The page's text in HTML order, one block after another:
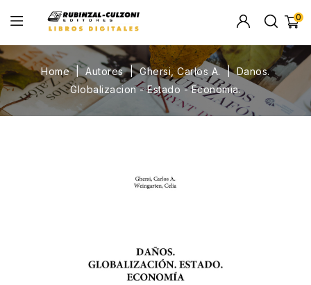
0
Home Autores Ghersi, Carlos A.
Danos.
Globalizacion - Estado - Economia.